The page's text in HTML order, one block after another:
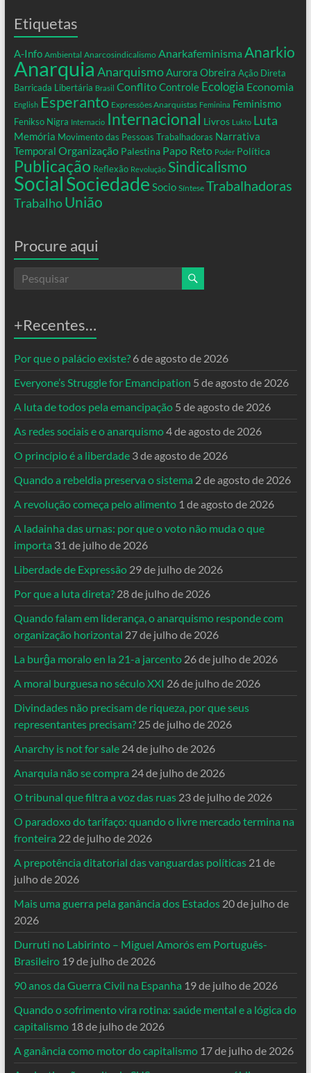
Etiquetas
A-Info Ambiental Anarcosindicalismo Anarkafeminisma Anarkio
Anarquia AnarquismoAurora Obreira Ação Direta
Barricada Libertária Brasil ConflitoControle Ecologia Economia
English Esperanto Expressões Anarquistas Feminina Feminismo
Fenikso Nigra Internacio Internacional Livros Lukto Luta
Memória Movimento das Pessoas Trabalhadoras Narrativa
Temporal Organização Palestina Papo Reto Poder Política
Publicação Reflexão Revolução Sindicalismo
SocialSociedade Socio Síntese Trabalhadoras
Trabalho União
Procure aqui
+Recentes…
Por que o palácio existe? 6 de agosto de 2026
Everyone’s Struggle for Emancipation 5 de agosto de 2026
A luta de todos pela emancipação 5 de agosto de 2026
As redes sociais e o anarquismo4 de agosto de 2026
O princípio é a liberdade 3 de agosto de 2026
Quando a rebeldia preserva o sistema 2 de agosto de 2026
A revolução começa pelo alimento 1 de agosto de 2026
A ladainha das urnas: por que o voto não muda o que
importa 31 de julho de 2026
Liberdade de Expressão 29 de julho de 2026
Por que a luta direta? 28 de julho de 2026
Quando falam em liderança, o anarquismo responde com
organização horizontal 27 de julho de 2026
La burĝa moralo en la 21-a jarcento 26 de julho de 2026
A moral burguesa no século XXI 26 de julho de 2026
Divindades não precisam de riqueza, por que seus
representantes precisam? 25 de julho de 2026
Anarchy is not for sale 24 de julho de 2026
Anarquia não se compra 24 de julho de 2026
O tribunal que filtra a voz das ruas 23 de julho de 2026
O paradoxo do tarifaço: quando o livre mercado termina na
fronteira 22 de julho de 2026
A prepotência ditatorial das vanguardas políticas 21 de
julho de 2026
Mais uma guerra pela ganância dos Estados 20 de julho de
2026
Durruti no Labirinto – Miguel Amorós em Português-
Brasileiro 19 de julho de 2026
90 anos da Guerra Civil na Espanha 19 de julho de 2026
Quando o sofrimento vira rotina: saúde mental e a lógica do
capitalismo 18 de julho de 2026
A ganância como motor do capitalismo 17 de julho de 2026